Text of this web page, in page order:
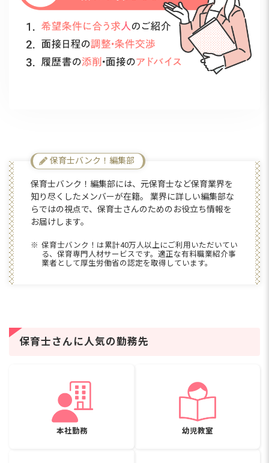
保育士バンク！編集部
保育士バンク！編集部には、元保育士など保育業界を
知り尽くしたメンバーが在籍。 業界に詳しい編集部な
らではの視点で、保育士さんのためのお役立ち情報を
お届けします。
保育士バンク！は累計40万人以上にご利用いただいてい
る、保育専門人材サービスです。適正な有料職業紹介事
業者として厚生労働省の認定を取得しています。
保育士さんに人気の勤務先
本社勤務 幼児教室